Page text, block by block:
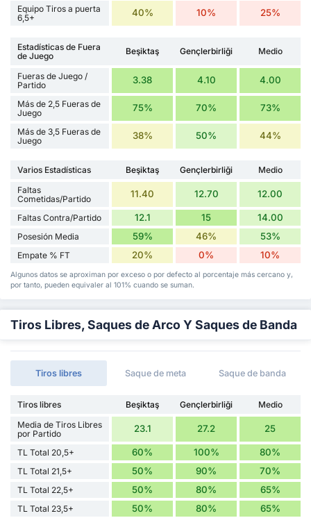
Equipo Tiros a puerta
6,5+
40% 10% 25%
Estadísticas de Fuera
de Juego
Beşiktaş Gençlerbirliği Medio
Fueras de Juego /
Partido
3.38 4.10 4.00
Más de 2,5 Fueras de
Juego
75% 70% 73%
Más de 3,5 Fueras de
Juego
38% 50% 44%
Varios Estadísticas Beşiktaş Gençlerbirliği
Medio
Faltas
Cometidas/Partido
11.40 12.70 12.00
Faltas Contra/Partido 12.1 15 14.00
Posesión Media 59% 46% 53%
Empate % FT 20% 0% 10%
Algunos datos se aproximan por exceso o por defecto al porcentaje más cercano y,
por tanto, pueden equivaler al 101% cuando se suman.
Tiros Libres, Saques de Arco Y Saques de Banda
Tiros libres Saque de meta Saque de banda
Tiros libres Beşiktaş Gençlerbirliği
Medio
Media de Tiros Libres
por Partido
23.1 27.2 25
TL Total 20,5+ 60% 100% 80%
TL Total 21,5+ 50% 90% 70%
TL Total 22,5+ 50% 80% 65%
TL Total 23,5+ 50% 80% 65%